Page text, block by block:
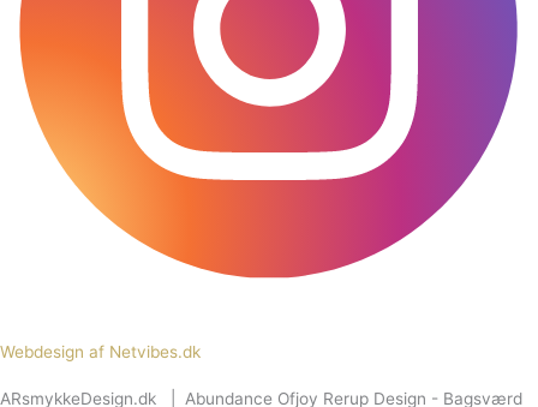
Webdesign af Netvibes.dk
ARsmykkeDesign.dk | Abundance Ofjoy Rerup Design - Bagsværd